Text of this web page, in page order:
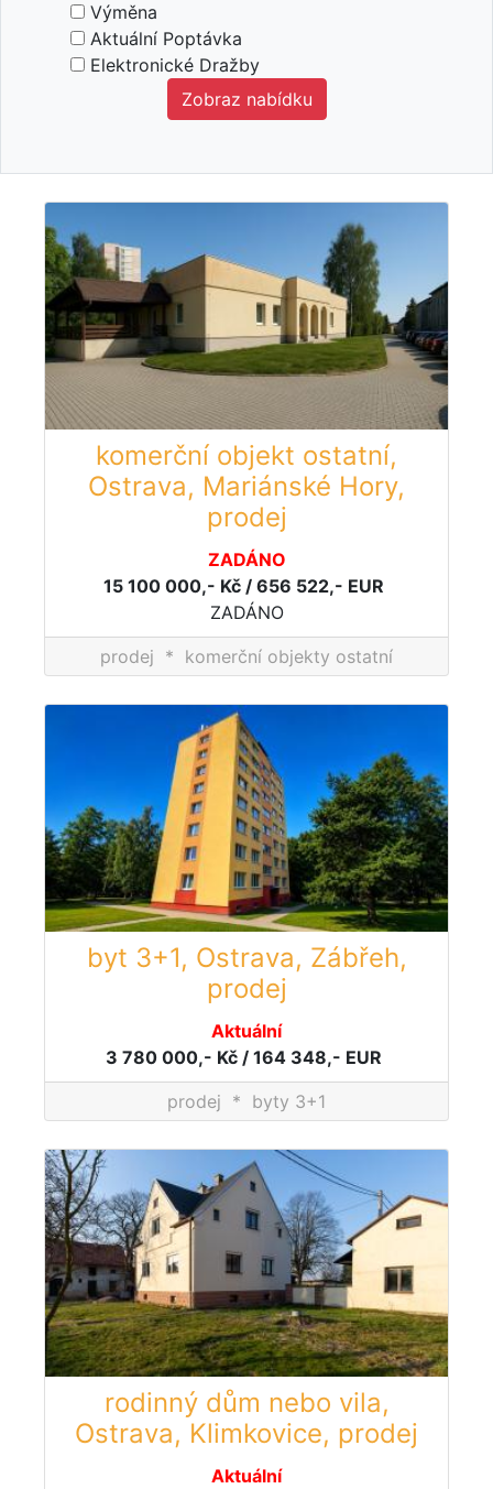
Výměna
Aktuální Poptávka
Elektronické Dražby
zobraz nabídku
komerční objekt ostatní,
Ostrava, Mariánské Hory,
prodej
ZADÁNO
15 100 000,- Kč / 656 522,- EUR
ZADÁNO
prodej * komerční objekty ostatní
byt 3+1, Ostrava, Zábřeh,
prodej
Aktuální
3 780 000,- Kč / 164 348,- EUR
prodej * byty 3+1
rodinný dům nebo vila,
Ostrava, Klimkovice, prodej
Aktuální